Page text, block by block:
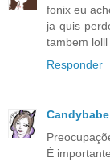
fonix eu
ja quis
tambem lolll
Responder
Candybabe
É